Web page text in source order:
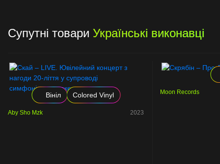
Супутні товари Українські виконавці
Вініл Colored Vinyl
Aby Sho Mzk 2023
Moon Records